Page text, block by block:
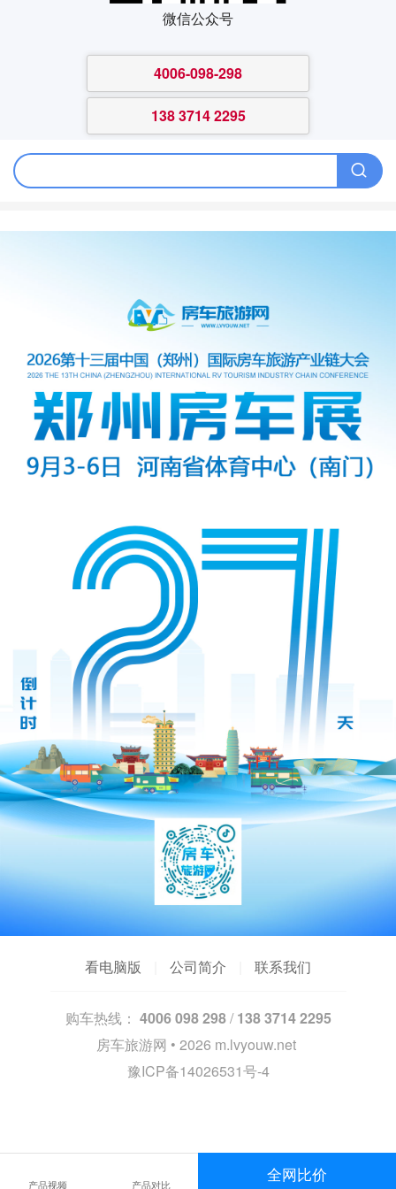
微信公众号
4006-098-298
138 3714 2295
看电脑版 公司简介 联系我们
购车热线： 4006 098 298/138 3714 2295
房车旅游网 • 2026 m.lvyouw.net
豫ICP备14026531号-4
产品视频 产品对比 全网比价